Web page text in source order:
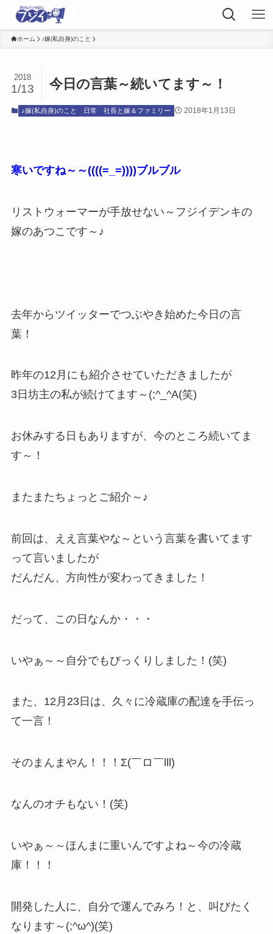
ホーム ♪嫁(私自身)のこと
今日の言葉～続いてます～！
2018
1/13
♪嫁(私自身)のこと 日常 社長と嫁＆ファミリー 2018年1月13日
寒いですね～～((((=_=))))ブルブル
リストウォーマーが手放せない～フジイデンキの
嫁のあつこです～♪
去年からツイッターでつぶやき始めた今日の言
葉！
昨年の12月にも紹介させていただきましたが
3日坊主の私が続けてます～(;^_^A(笑)
お休みする日もありますが、今のところ続いてま
す～！
またまたちょっとご紹介～♪
前回は、ええ言葉やな～という言葉を書いてます
って言いましたが
だんだん、方向性が変わってきました！
だって、この日なんか・・・
いやぁ～～自分でもびっくりしました！(笑)
また、12月23日は、久々に冷蔵庫の配達を手伝っ
て一言！
そのまんまやん！！！Σ(￣ロ￣lll)
なんのオチもない！(笑)
いやぁ～～ほんまに重いんですよね～今の冷蔵
庫！！！
開発した人に、自分で運んでみろ！と、叫びたく
なります～(;^ω^)(笑)